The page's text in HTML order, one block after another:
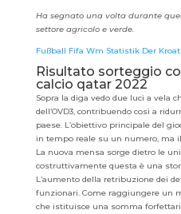
Ha segnato una volta durante
settore agricolo e verde.
Fußball Fifa Wm Statistik Der
Risultato sorteggio
calcio qatar 2022
Sopra la diga vedo due luci a vela
dell’OVD3, contribuendo così a
paese. L’obiettivo principale del
in tempo reale su un numero, ma
La nuova mensa sorge dietro le
costruttivamente questa è una
L’aumento della retribuzione dei
funzionari. Come raggiungere un
che istituisce una somma